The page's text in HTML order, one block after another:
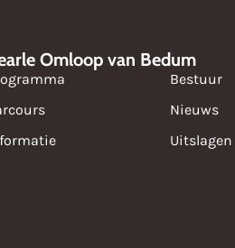
Omloop van Bedum
Bestuur
Nieuws
Uitslagen